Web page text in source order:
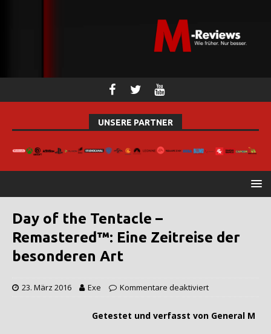
UNSERE PARTNER
Day of the Tentacle –
Remastered™: Eine Zeitreise der
besonderen Art
23. März 2016 Exe Kommentare deaktiviert
Getestet und verfasst von General M